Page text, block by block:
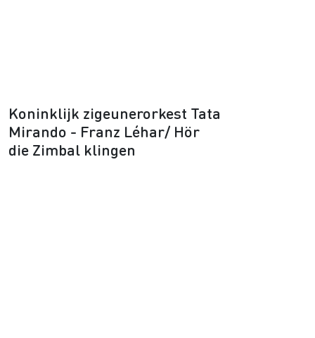
Koninklijk zigeunerorkest Tata
Mirando - Franz Léhar/ Hör
die Zimbal klingen